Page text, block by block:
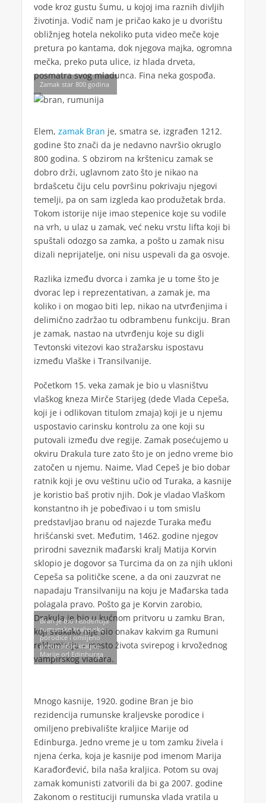
vode kroz gustu šumu, u kojoj ima raznih divljih
životinja. Vodič nam je pričao kako je u dvorištu
obližnjeg hotela nekoliko puta video meče koje
pretura po kantama, dok njegova majka, ogromna
mečka, preko puta ulice, iz hlada drveta,
posmatra svog mladunca. Fina neka gospođa.
Zamak star 800 godina
Elem, zamak Bran je, smatra se, izgrađen 1212.
godine što znači da je nedavno navršio okruglo
800 godina. S obzirom na krštenicu zamak se
dobro drži, uglavnom zato što je nikao na
brdašcetu čiju celu površinu pokrivaju njegovi
temelji, pa on sam izgleda kao produžetak brda.
Tokom istorije nije imao stepenice koje su vodile
na vrh, u ulaz u zamak, već neku vrstu lifta koji bi
spuštali odozgo sa zamka, a pošto u zamak nisu
dizali neprijatelje, oni nisu uspevali da ga osvoje.
Razlika između dvorca i zamka je u tome što je
dvorac lep i reprezentativan, a zamak je, ma
koliko i on mogao biti lep, nikao na utvrđenjima i
delimično zadržao tu odbrambenu funkciju. Bran
je zamak, nastao na utvrđenju koje su digli
Tevtonski vitezovi kao stražarsku ispostavu
između Vlaške i Transilvanije.
Početkom 15. veka zamak je bio u vlasništvu
vlaškog kneza Mirče Starijeg (dede Vlada Cepeša,
koji je i odlikovan titulom zmaja) koji je u njemu
uspostavio carinsku kontrolu za one koji su
putovali između dve regije. Zamak posećujemo u
okviru Drakula ture zato što je on jedno vreme bio
zatočen u njemu. Naime, Vlad Cepeš je bio dobar
ratnik koji je ovu veštinu učio od Turaka, a kasnije
je koristio baš protiv njih. Dok je vladao Vlaškom
konstantno ih je pobeđivao i u tom smislu
predstavljao branu od najezde Turaka među
hrišćanski svet. Međutim, 1462. godine njegov
prirodni saveznik mađarski kralj Matija Korvin
sklopio je dogovor sa Turcima da on za njih ukloni
Cepeša sa političke scene, a da oni zauzvrat ne
napadaju Transilvaniju na koju je Mađarska tada
polagala pravo. Pošto ga je Korvin zarobio,
Drakula je bio u kućnom pritvoru u zamku Bran,
koji svakako nije bio onakav kakvim ga Rumuni
reklamiraju – mesto života svirepog i krvožednog
vampirskog vladara.
Bran je bio rezidencija
rumunske kraljevske
porodice i omiljeno
prebivalište kraljice
Marije od Edinburga
Mnogo kasnije, 1920. godine Bran je bio
rezidencija rumunske kraljevske porodice i
omiljeno prebivalište kraljice Marije od
Edinburga. Jedno vreme je u tom zamku živela i
njena ćerka, koja je kasnije pod imenom Marija
Karađorđević, bila naša kraljica. Potom su ovaj
zamak komunisti zatvorili da bi ga 2007. godine
Zakonom o restituciji rumunska vlada vratila u